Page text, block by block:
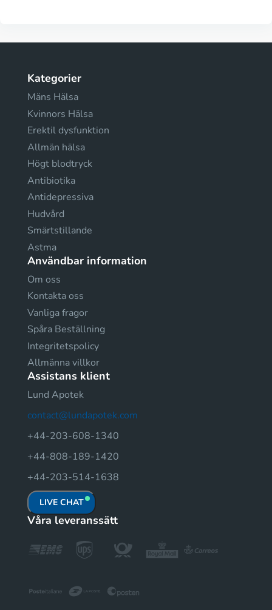
Kategorier
Mäns Hälsa
Kvinnors Hälsa
Erektil dysfunktion
Allmän hälsa
Högt blodtryck
Antibiotika
Antidepressiva
Hudvård
Smärtstillande
Astma
Användbar information
Om oss
Kontakta oss
Vanliga fragor
Spåra Beställning
Integritetspolicy
Allmänna villkor
Assistans klient
Lund Apotek
contact@lundapotek.com
+44-203-608-1340
+44-808-189-1420
+44-203-514-1638
LIVE CHAT
Våra leveranssätt